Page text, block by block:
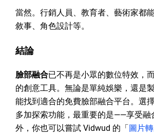
當然。行銷人員、教育者、藝術家都
敘事、角色設計等。
結論
臉部融合已不再是小眾的數位特效，
的創意工具。無論是單純娛樂，還是
能找到適合的免費臉部融合平台。選
多加探索功能，最重要的是——享受融
外，你也可以嘗試 Vidwud 的「 圖片